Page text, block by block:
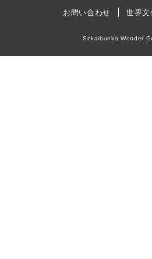
お問い合わせ 世界文
Sekaibunka Wonder